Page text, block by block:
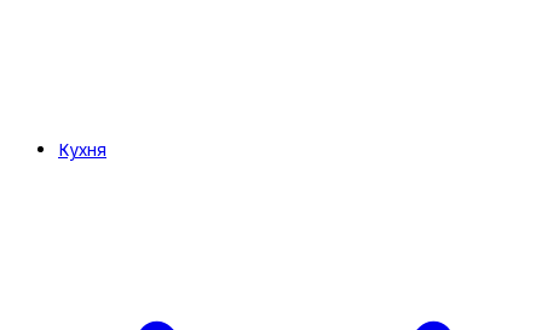
Кухня